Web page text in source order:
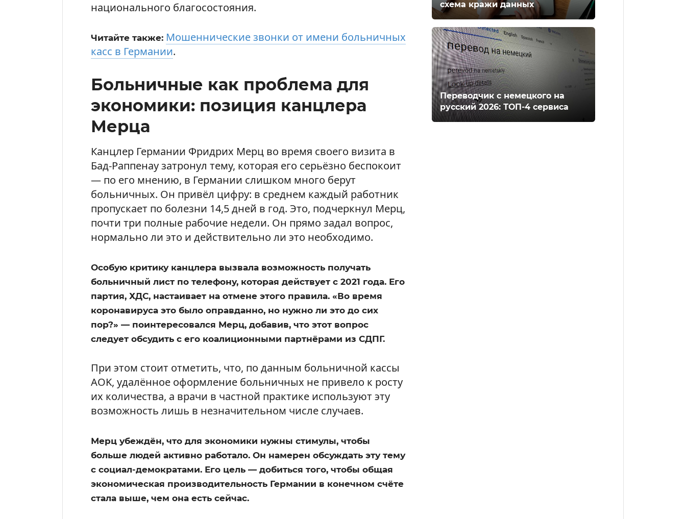
национального благосостояния.
Читайте также: Мошеннические звонки от имени больничных
касс в Германии.
Больничные как проблема для
экономики: позиция канцлера
Мерца
Канцлер Германии Фридрих Мерц во время своего визита в
Бад-Раппенау затронул тему, которая его серьёзно беспокоит
— по его мнению, в Германии слишком много берут
больничных. Он привёл цифру: в среднем каждый работник
пропускает по болезни 14,5 дней в год. Это, подчеркнул Мерц,
почти три полные рабочие недели. Он прямо задал вопрос,
нормально ли это и действительно ли это необходимо.
Особую критику канцлера вызвала возможность получать
больничный лист по телефону, которая действует с 2021 года. Его
партия, ХДС, настаивает на отмене этого правила. «Во время
коронавируса это было оправданно, но нужно ли это до сих
пор?» — поинтересовался Мерц, добавив, что этот вопрос
следует обсудить с его коалиционными партнёрами из СДПГ.
При этом стоит отметить, что, по данным больничной кассы
AOK, удалённое оформление больничных не привело к росту
их количества, а врачи в частной практике используют эту
возможность лишь в незначительном числе случаев.
Мерц убеждён, что для экономики нужны стимулы, чтобы
больше людей активно работало. Он намерен обсуждать эту тему
с социал-демократами. Его цель — добиться того, чтобы общая
экономическая производительность Германии в конечном счёте
стала выше, чем она есть сейчас.
схема кражи данных
Переводчик с немецкого на
русский 2026: ТОП-4 сервиса